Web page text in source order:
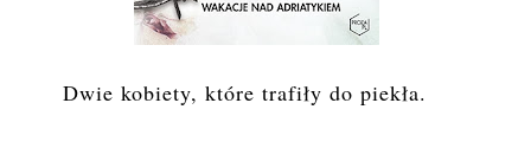
Dwie kobiety, które trafiły do piekła.